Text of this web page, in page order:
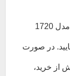
برای اطلاع از قیمت روز صندلی آمفی تئاتر مدل 1720
در صورت
از خرید،